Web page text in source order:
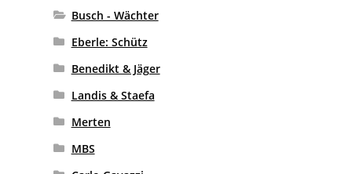
Busch - Wächter
Eberle: Schütz
Benedikt & Jäger
Landis & Staefa
Merten
MBS